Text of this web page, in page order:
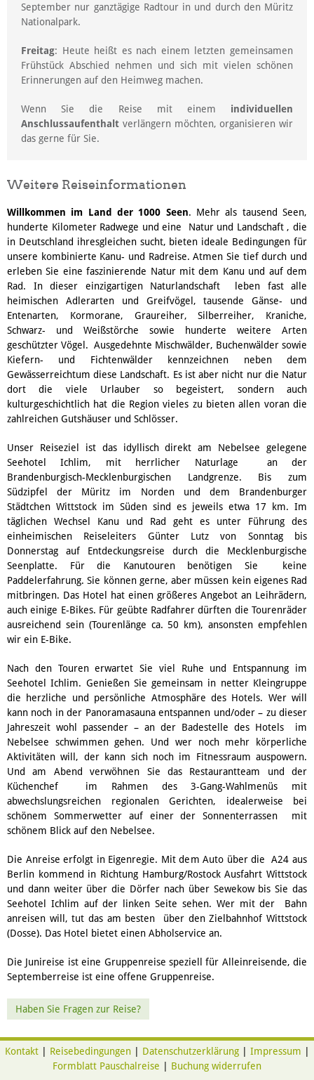
September nur ganztägige Radtour in und durch den Müritz
Nationalpark.
Freitag: Heute heißt es nach einem letzten gemeinsamen
Frühstück Abschied nehmen und sich mit vielen schönen
Erinnerungen auf den Heimweg machen.
Wenn Sie die Reise mit einem individuellen
Anschlussaufenthalt verlängern möchten, organisieren wir
das gerne für Sie.
Weitere Reiseinformationen
Willkommen im Land der 1000 Seen. Mehr als tausend Seen,
hunderte Kilometer Radwege und eine Natur und Landschaft , die
in Deutschland ihresgleichen sucht, bieten ideale Bedingungen für
unsere kombinierte Kanu- und Radreise. Atmen Sie tief durch und
erleben Sie eine faszinierende Natur mit dem Kanu und auf dem
Rad. In dieser einzigartigen Naturlandschaft leben fast alle
heimischen Adlerarten und Greifvögel, tausende Gänse- und
Entenarten, Kormorane, Graureiher, Silberreiher, Kraniche,
Schwarz- und Weißstörche sowie hunderte weitere Arten
geschützter Vögel. Ausgedehnte Mischwälder, Buchenwälder sowie
Kiefern- und Fichtenwälder kennzeichnen neben dem
Gewässerreichtum diese Landschaft. Es ist aber nicht nur die Natur
dort die viele Urlauber so begeistert, sondern auch
kulturgeschichtlich hat die Region vieles zu bieten allen voran die
zahlreichen Gutshäuser und Schlösser.
Unser Reiseziel ist das idyllisch direkt am Nebelsee gelegene
Seehotel Ichlim, mit herrlicher Naturlage an der
Brandenburgisch-Mecklenburgischen Landgrenze. Bis zum
Südzipfel der Müritz im Norden und dem Brandenburger
Städtchen Wittstock im Süden sind es jeweils etwa 17 km. Im
täglichen Wechsel Kanu und Rad geht es unter Führung des
einheimischen Reiseleiters Günter Lutz von Sonntag bis
Donnerstag auf Entdeckungsreise durch die Mecklenburgische
Seenplatte. Für die Kanutouren benötigen Sie keine
Paddelerfahrung. Sie können gerne, aber müssen kein eigenes Rad
mitbringen. Das Hotel hat einen größeres Angebot an Leihrädern,
auch einige E-Bikes. Für geübte Radfahrer dürften die Tourenräder
ausreichend sein (Tourenlänge ca. 50 km), ansonsten empfehlen
wir ein E-Bike.
Nach den Touren erwartet Sie viel Ruhe und Entspannung im
Seehotel Ichlim. Genießen Sie gemeinsam in netter Kleingruppe
die herzliche und persönliche Atmosphäre des Hotels. Wer will
kann noch in der Panoramasauna entspannen und/oder – zu dieser
Jahreszeit wohl passender – an der Badestelle des Hotels im
Nebelsee schwimmen gehen. Und wer noch mehr körperliche
Aktivitäten will, der kann sich noch im Fitnessraum auspowern.
Und am Abend verwöhnen Sie das Restaurantteam und der
Küchenchef im Rahmen des 3-Gang-Wahlmenüs mit
abwechslungsreichen regionalen Gerichten, idealerweise bei
schönem Sommerwetter auf einer der Sonnenterrassen mit
schönem Blick auf den Nebelsee.
Die Anreise erfolgt in Eigenregie. Mit dem Auto über die A24 aus
Berlin kommend in Richtung Hamburg/Rostock Ausfahrt Wittstock
und dann weiter über die Dörfer nach über Sewekow bis Sie das
Seehotel Ichlim auf der linken Seite sehen. Wer mit der Bahn
anreisen will, tut das am besten über den Zielbahnhof Wittstock
(Dosse). Das Hotel bietet einen Abholservice an.
Die Junireise ist eine Gruppenreise speziell für Alleinreisende, die
Septemberreise ist eine offene Gruppenreise.
Haben Sie Fragen zur Reise?
Kontakt| Reisebedingungen| Datenschutzerklärung| Impressum |
Formblatt Pauschalreise | Buchung widerrufen